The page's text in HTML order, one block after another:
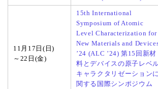
11月17日(日)
～22日(金)
15th International
Symposium of Atomic
Level Characterization for
New Materials and
’24 (ALC ’24) 第15回新材
料とデバイスの原子レベ
キャラクタリゼーションに
関する国際シンポジウム